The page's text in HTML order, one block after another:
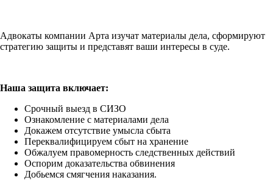
Адвокаты компании Арта изучат материалы дела, сформируют
стратегию защиты и представят ваши интересы в суде.
Наша защита включает:
Срочный выезд в СИЗО
Ознакомление с материалами дела
Докажем отсутствие умысла сбыта
Переквалифицируем сбыт на хранение
Обжалуем правомерность следственных действий
Оспорим доказательства обвинения
Добьемся смягчения наказания.